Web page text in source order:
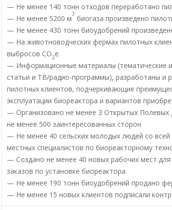
— Не менее 140 тонн отходов переработано
— Не менее 5200 м3 биогаза произведено
— Не менее 430 тонн биоудобрений
— На животноводческих фермах пилотных
выбросов CO2e.
— Информационные материалы (тематические
статьи и ТВ/радио-программы), разработаны и
пилотных клиентов, подчеркивающие
эксплуатации биореактора и вариантов
— Организовано не менее 3 Открытых Полевых
не менее 500 заинтересованных сторон
— Не менее 40 сельских молодых людей со
местных специалистов по биореакторному
— Создано не менее 40 новых рабочих мест
заказов по установке биореактора
— Не менее 190 тонн биоудобрений продано
— Не менее 15 новых клиентов подписали